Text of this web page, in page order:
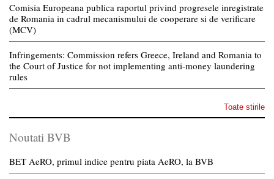
Comisia Europeana publica raportul privind progresele inregistrate
de Romania in cadrul mecanismului de cooperare si de verificare
(MCV)
Infringements: Commission refers Greece, Ireland and Romania to
the Court of Justice for not implementing anti-money laundering
rules
Toate stirile
Noutati BVB
BET AeRO, primul indice pentru piata AeRO, la BVB